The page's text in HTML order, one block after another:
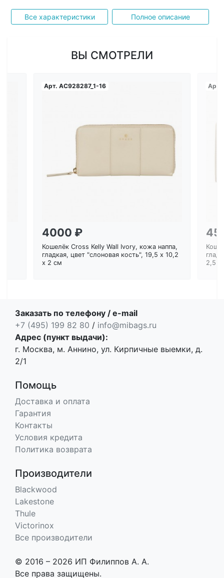
Все характеристики Полное описание
ВЫ СМОТРЕЛИ
Арт. AC928287_1-16
4000 ₽
Кошелёк Cross Kelly Wall Ivory, кожа наппа,
гладкая, цвет "слоновая кость", 19,5 x 10,2
x 2 см
Арт.
2,5
Заказать по телефону / e-mail
+7 (495) 199 82 80 / info@mibags.ru
Адрес (пункт выдачи):
г. Москва, м. Аннино, ул. Кирпичные выемки, д.
2/1
Помощь
Доставка и оплата
Гарантия
Контакты
Условия кредита
Политика возврата
Производители
Blackwood
Lakestone
Thule
Victorinox
Все производители
© 2016 – 2026 ИП Филиппов А. А.
Все права защищены.